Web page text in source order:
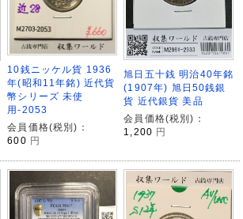
10銭ニッケル貨 1936
年(昭和11年銘) 近代貨
幣シリーズ 未使
用-2053
会員価格(税別)：
600 円
旭日五十銭 明治40年銘
(1907年) 旭日50銭銀
貨 近代銀貨 美品
会員価格(税別)：
1,200 円